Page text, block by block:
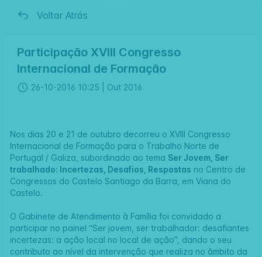
Voltar Atrás
Participação XVIII Congresso
Internacional de Formação
26-10-2016 10:25 | Out 2016
Nos dias 20 e 21 de outubro decorreu o XVIII Congresso
Internacional de Formação para o Trabalho Norte de
Portugal / Galiza, subordinado ao tema Ser Jovem, Ser
trabalhado: Incertezas, Desafios, Respostas no Centro de
Congressos do Castelo Santiago da Barra, em Viana do
Castelo.
O Gabinete de Atendimento à Família foi convidado a
participar no painel “Ser jovem, ser trabalhador: desafiantes
incertezas: a ação local no local de ação”, dando o seu
contributo ao nível da intervenção que realiza no âmbito da